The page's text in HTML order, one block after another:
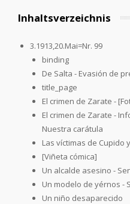
Inhaltsverzeichnis
3.1913,20.Mai=Nr. 99
binding
De Salta - Evasión de
title_page
El crimen de Zarate -
El crimen de Zarate -
Nuestra carátula
Las víctimas de Cupido
[Viñeta cómica]
Un alcalde asesino -
Un modelo de yérnos -
Un niño desaparecido